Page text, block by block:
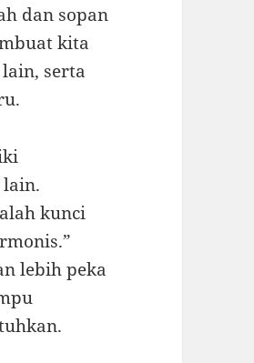
dan sopan
kita
serta
kunci
lebih peka